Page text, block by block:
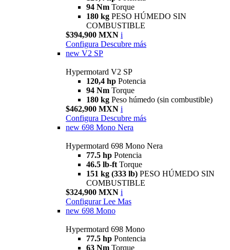
94 Nm Torque
180 kg PESO HÚMEDO SIN
COMBUSTIBLE
$394,900 MXN i
Configura Descubre más
new V2 SP
Hypermotard V2 SP
120,4 hp Potencia
94 Nm Torque
180 kg Peso húmedo (sin combustible)
$462,900 MXN i
Configura Descubre más
new 698 Mono Nera
Hypermotard 698 Mono Nera
77.5 hp Potencia
46.5 lb-ft Torque
151 kg (333 lb) PESO HÚMEDO SIN
COMBUSTIBLE
$324,900 MXN i
Configurar Lee Mas
new 698 Mono
Hypermotard 698 Mono
77.5 hp Pontencia
63 Nm Torque